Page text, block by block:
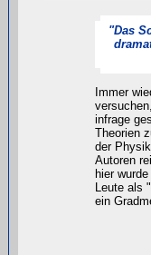
"Das
Immer
infrage
Theorien
der
Autoren
hier
Leute
ein